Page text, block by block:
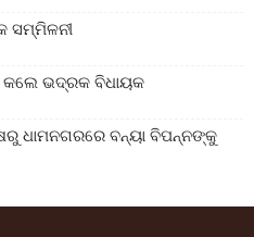
ସମ୍ମିଳନୀ
କଲେ ଭଦ୍ରକ ବିଧାୟକ
ଧାମନଗରରେ ବନ୍ୟା ବିପନ୍ନଙ୍କୁ